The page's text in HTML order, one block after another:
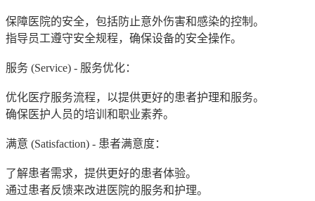
保障医院的安全，包括防止意外伤害和感染的控制。
指导员工遵守安全规程，确保设备的安全操作。
服务 (Service) - 服务优化：
优化医疗服务流程，以提供更好的患者护理和服务。
确保医护人员的培训和职业素养。
满意 (Satisfaction) - 患者满意度：
了解患者需求，提供更好的患者体验。
通过患者反馈来改进医院的服务和护理。